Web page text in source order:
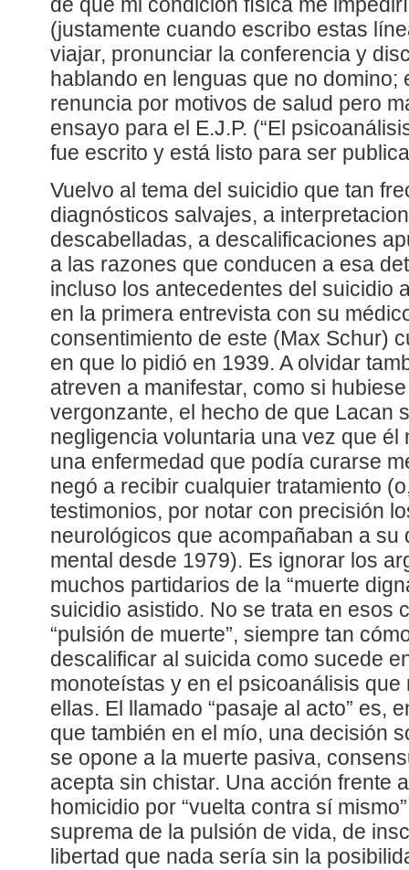
de que mi condición física me
(justamente cuando escribo estas
viajar, pronunciar la conferencia y
hablando en lenguas que no domino;
renuncia por motivos de salud pero
ensayo para el E.J.P. (“El
fue escrito y está listo para ser
Vuelvo al tema del suicidio que tan
diagnósticos salvajes, a
descabelladas, a descalificaciones
a las razones que conducen a esa
incluso los antecedentes del suicidio
en la primera entrevista con su
consentimiento de este (Max Schur)
en que lo pidió en 1939. A olvidar
atreven a manifestar, como si
vergonzante, el hecho de que Lacan
negligencia voluntaria una vez que él
una enfermedad que podía curarse
negó a recibir cualquier tratamiento
testimonios, por notar con precisión
neurológicos que acompañaban a su
mental desde 1979). Es ignorar los
muchos partidarios de la “muerte
suicidio asistido. No se trata en esos
“pulsión de muerte”, siempre tan
descalificar al suicida como sucede
monoteístas y en el psicoanálisis
ellas. El llamado “pasaje al acto” es,
que también en el mío, una decisión
se opone a la muerte pasiva,
acepta sin chistar. Una acción frente
homicidio por “vuelta contra sí
suprema de la pulsión de vida, de
libertad que nada sería sin la